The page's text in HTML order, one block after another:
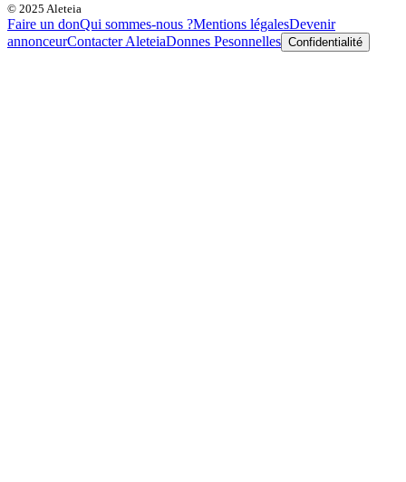
© 2025 Aleteia
Faire un donQui sommes-nous ?Mentions légalesDevenir
annonceurContacter AleteiaDonnes Pesonnelles Confidentialité